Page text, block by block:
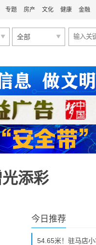
专题 房产 文化 健康 金融
全部
添彩
今日推荐
54.65米！驻马店